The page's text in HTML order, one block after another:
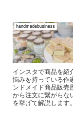
handmadebusiness
インスタで商品を紹
悩みを持っている作
ンドメイド商品販売
から注文に繋がらな
を挙げて解説します。